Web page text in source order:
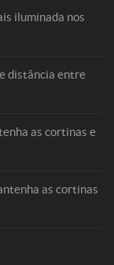
iluminada nos
distância entre
as cortinas e
as cortinas